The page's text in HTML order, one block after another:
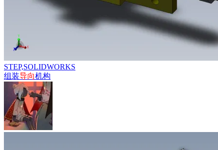
STEP,SOLIDWORKS
组装导向机构